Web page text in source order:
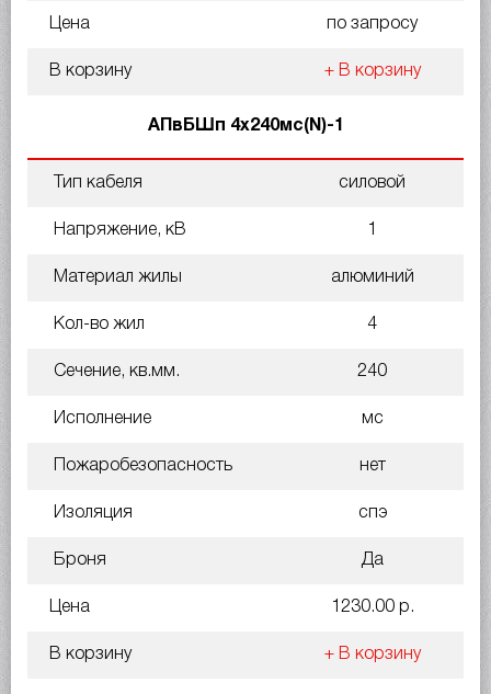
Цена по запросу
В корзину + В корзину
АПвБШп 4х240мс(N)-1
Тип кабеля силовой
Напряжение, кВ 1
Материал жилы алюминий
Кол-во жил 4
Сечение, кв.мм. 240
Исполнение мс
Пожаробезопасность нет
Изоляция спэ
Броня Да
Цена 1230.00 р.
В корзину + В корзину